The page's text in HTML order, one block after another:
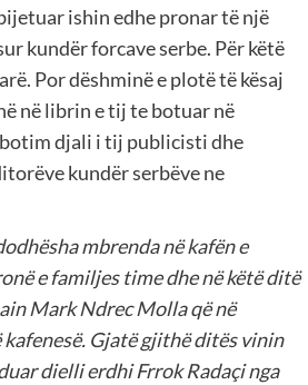
ishin edhe pronar të një
kundër forcave serbe. Për këtë
Por dëshminë e plotë të kësaj
në librin e tij te botuar në
djali i tij publicisti dhe
kundër serbëve ne
mbrenda në kafën e
e familjes time dhe në këtë ditë
Mark Ndrec Molla që në
Gjatë gjithë ditës vinin
dielli erdhi Frrok Radaçi nga